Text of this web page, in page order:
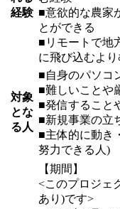
経験 ■意欲的な農家
とができる
■リモートで地
に飛び込むよ
対象
とな
る人
■自身のパソコ
■難しいことや
■発信すること
■新規事業の立
■主体的に動き
努力できる人)
【期間】
<このプロジェ
あり)です>